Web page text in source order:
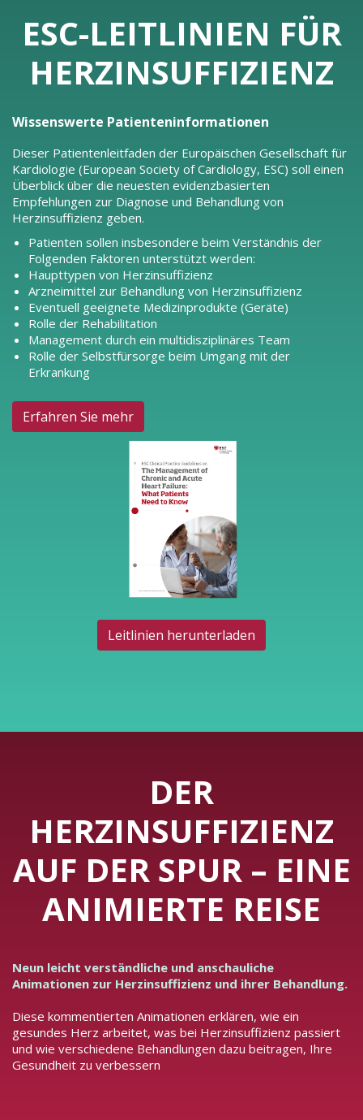
ESC-LEITLINIEN FÜR
HERZINSUFFIZIENZ
Wissenswerte Patienteninformationen
Dieser Patientenleitfaden der Europäischen Gesellschaft für
Kardiologie (European Society of Cardiology, ESC) soll einen
Überblick über die neuesten evidenzbasierten
Empfehlungen zur Diagnose und Behandlung von
Herzinsuffizienz geben.
Patienten sollen insbesondere beim Verständnis der
Folgenden Faktoren unterstützt werden:
Haupttypen von Herzinsuffizienz
Arzneimittel zur Behandlung von Herzinsuffizienz
Eventuell geeignete Medizinprodukte (Geräte)
Rolle der Rehabilitation
Management durch ein multidisziplinäres Team
Rolle der Selbstfürsorge beim Umgang mit der
Erkrankung
Erfahren Sie mehr
Leitlinien herunterladen
DER
HERZINSUFFIZIENZ
AUF DER SPUR – EINE
ANIMIERTE REISE
Neun leicht verständliche und anschauliche
Animationen zur Herzinsuffizienz und ihrer Behandlung.
Diese kommentierten Animationen erklären, wie ein
gesundes Herz arbeitet, was bei Herzinsuffizienz passiert
und wie verschiedene Behandlungen dazu beitragen, Ihre
Gesundheit zu verbessern